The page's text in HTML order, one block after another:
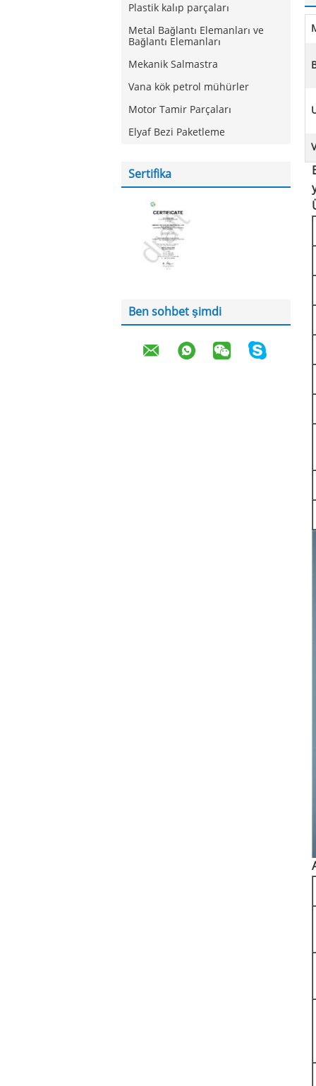
Plastik kalıp parçaları
Metal Bağlantı Elemanları ve
Bağlantı Elemanları
Mekanik Salmastra
Vana kök petrol mühürler
Motor Tamir Parçaları
Elyaf Bezi Paketleme
Sertifika
Ben sohbet şimdi